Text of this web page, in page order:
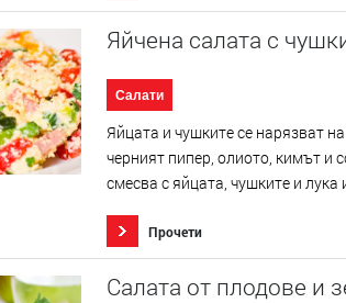
Яйчена салата с
Салати
Яйцата и чушките се нарязват
черният пипер, олиото, кимът и
смесва с яйцата, чушките и лука
Прочети
Салата от плодове и